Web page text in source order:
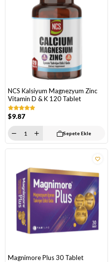
NCS Kalsiyum Magnezyum Zinc
Vitamin D & K 120 Tablet
$9.87
Sepete Ekle
Magnimore Plus 30 Tablet